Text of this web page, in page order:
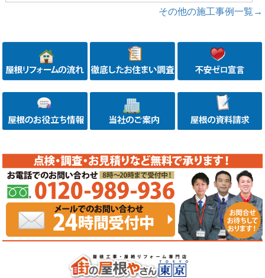
その他の施工事例一覧→